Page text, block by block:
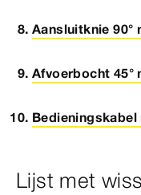
Aansluitknie 90°
Afvoerbocht 45°
Bedieningskabel
Lijst met